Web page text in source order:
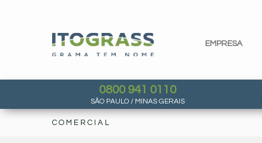
EMPRESA
0800 941 0110
SÃO PAULO / MINAS GERAIS
COMERCIAL